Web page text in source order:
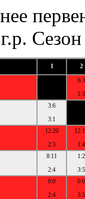
1 2
6:3
1:3
3:6
3:1
12:20
2:3
1:4
8:11
2:4
1:2
3:5
0:0
2:4
0:0
3:5